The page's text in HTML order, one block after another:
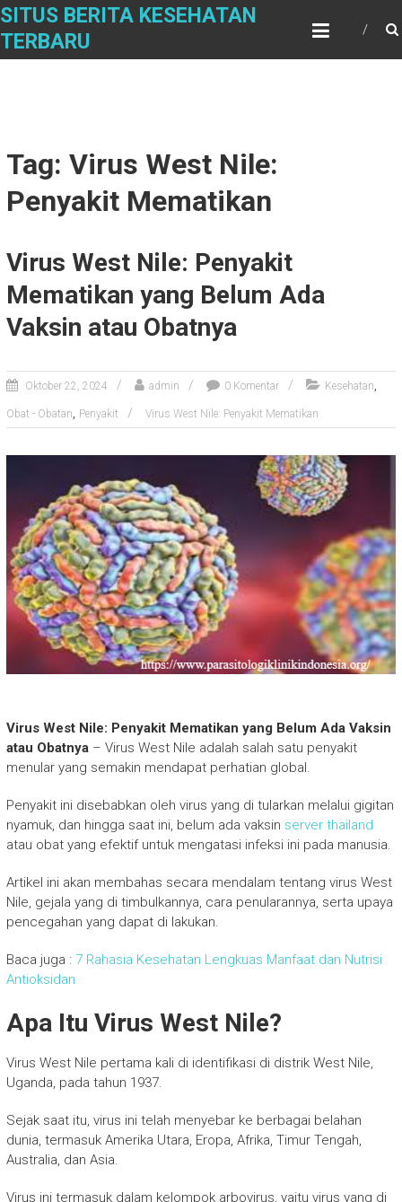
Skip
content
SITUS BERITA KESEHATAN
TERBARU
Tag: Virus West Nile:
Penyakit Mematikan
Virus West Nile: Penyakit
Mematikan yang Belum Ada
Vaksin atau Obatnya
Oktober 22, 2024 admin 0 Komentar Kesehatan,
Obat - Obatan, Penyakit Virus West Nile: Penyakit Mematikan
Virus West Nile: Penyakit Mematikan yang Belum Ada Vaksin
atau Obatnya– Virus West Nile adalah salah satu penyakit
menular yang semakin mendapat perhatian global.
Penyakit ini disebabkan oleh virus yang di tularkan melalui gigitan
nyamuk, dan hingga saat ini, belum ada vaksin server thailand
atau obat yang efektif untuk mengatasi infeksi ini pada manusia.
Artikel ini akan membahas secara mendalam tentang virus West
Nile, gejala yang di timbulkannya, cara penularannya, serta upaya
pencegahan yang dapat di lakukan.
Baca juga : 7 Rahasia Kesehatan Lengkuas Manfaat dan Nutrisi
Antioksidan
Apa Itu Virus West Nile?
Virus West Nile pertama kali di identifikasi di distrik West Nile,
Uganda, pada tahun 1937.
Sejak saat itu, virus ini telah menyebar ke berbagai belahan
dunia, termasuk Amerika Utara, Eropa, Afrika, Timur Tengah,
Australia, dan Asia.
Virus ini termasuk dalam kelompok arbovirus, yaitu virus yang di